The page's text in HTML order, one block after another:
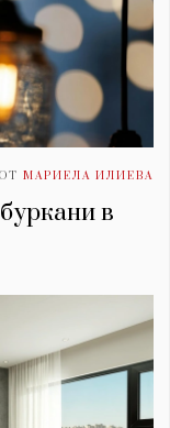
ОТ МАРИЕЛА ИЛИЕВА
в